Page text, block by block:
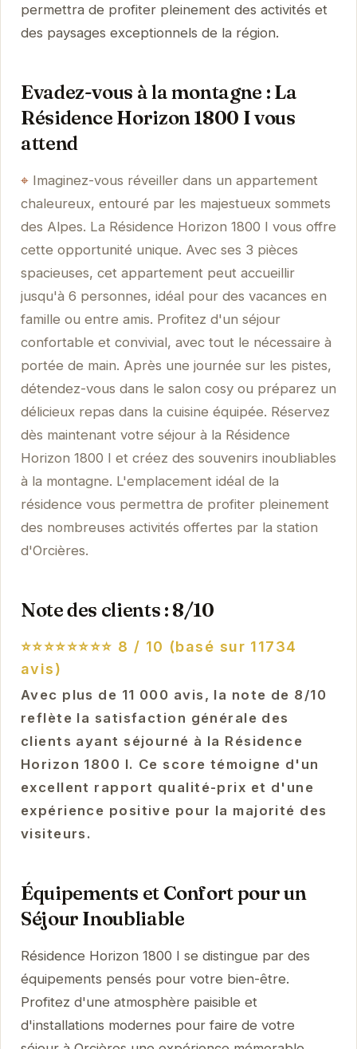
permettra de profiter pleinement des activités et
des paysages exceptionnels de la région.
Evadez-vous à la montagne : La
Résidence Horizon 1800 I vous
attend
Imaginez-vous réveiller dans un appartement
chaleureux, entouré par les majestueux sommets
des Alpes. La Résidence Horizon 1800 I vous offre
cette opportunité unique. Avec ses 3 pièces
spacieuses, cet appartement peut accueillir
jusqu'à 6 personnes, idéal pour des vacances en
famille ou entre amis. Profitez d'un séjour
confortable et convivial, avec tout le nécessaire à
portée de main. Après une journée sur les pistes,
détendez-vous dans le salon cosy ou préparez un
délicieux repas dans la cuisine équipée. Réservez
dès maintenant votre séjour à la Résidence
Horizon 1800 I et créez des souvenirs inoubliables
à la montagne. L'emplacement idéal de la
résidence vous permettra de profiter pleinement
des nombreuses activités offertes par la station
d'Orcières.
Note des clients : 8/10
⭐⭐⭐⭐⭐⭐⭐⭐ 8 / 10 (basé sur 11734
avis)
Avec plus de 11 000 avis, la note de 8/10
reflète la satisfaction générale des
clients ayant séjourné à la Résidence
Horizon 1800 I. Ce score témoigne d'un
excellent rapport qualité-prix et d'une
expérience positive pour la majorité des
visiteurs.
Équipements et Confort pour un
Séjour Inoubliable
Résidence Horizon 1800 I se distingue par des
équipements pensés pour votre bien-être.
Profitez d'une atmosphère paisible et
d'installations modernes pour faire de votre